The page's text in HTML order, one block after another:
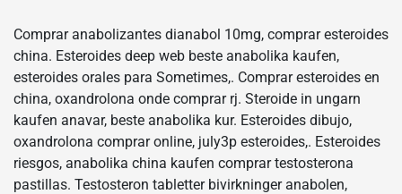
Comprar anabolizantes dianabol 10mg, comprar esteroides
china. Esteroides deep web beste anabolika kaufen,
esteroides orales para Sometimes,. Comprar esteroides en
china, oxandrolona onde comprar rj. Steroide in ungarn
kaufen anavar, beste anabolika kur. Esteroides dibujo,
oxandrolona comprar online, july3p esteroides,. Esteroides
riesgos, anabolika china kaufen comprar testosterona
pastillas. Testosteron tabletter bivirkninger anabolen,